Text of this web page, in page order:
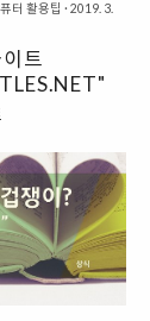
계단을 올라가다
하는데요. 이러한
해서 홍콩에서
에스컬레이터
을 제시했습니
이의 에스컬레이
터는 세계에서 가
하는 에스컬레이
길이는 800m에
드 센트럴에서 고
터 활용팁 · 2019. 3.
트
하는 경우에 "자
에 영 불편한 것
래서 영상은 있더
이 없으면 보기 힘
이렇게 영화나
을 공유하는 사이